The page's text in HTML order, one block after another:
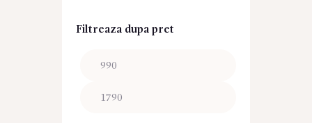
Filtreaza dupa pret
minim